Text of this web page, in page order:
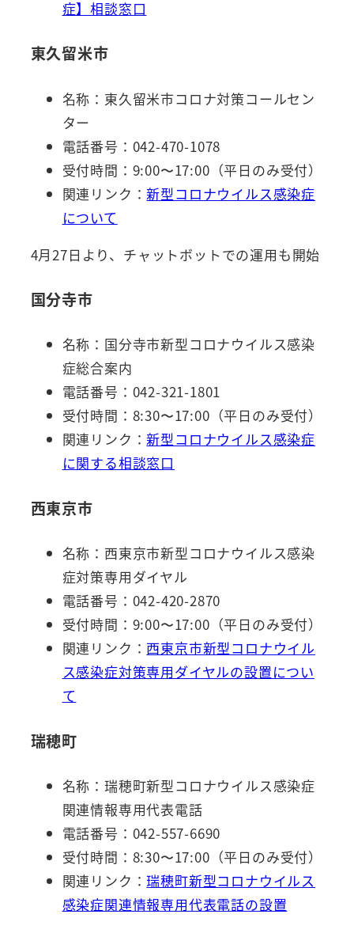
症】相談窓口
東久留米市
名称：東久留米市コロナ対策コールセン
ター
電話番号：042-470-1078
受付時間：9:00〜17:00（平日のみ受付）
関連リンク：新型コロナウイルス感染症
について
4月27日より、チャットボットでの運用も開始
国分寺市
名称：国分寺市新型コロナウイルス感染
症総合案内
電話番号：042-321-1801
受付時間：8:30〜17:00（平日のみ受付）
関連リンク：新型コロナウイルス感染症
に関する相談窓口
西東京市
名称：西東京市新型コロナウイルス感染
症対策専用ダイヤル
電話番号：042-420-2870
受付時間：9:00〜17:00（平日のみ受付）
関連リンク： 西東京市新型コロナウイル
ス感染症対策専用ダイヤルの設置につい
て
瑞穂町
名称：瑞穂町新型コロナウイルス感染症
関連情報専用代表電話
電話番号：042-557-6690
受付時間：8:30〜17:00（平日のみ受付）
関連リンク：瑞穂町新型コロナウイルス
感染症関連情報専用代表電話の設置